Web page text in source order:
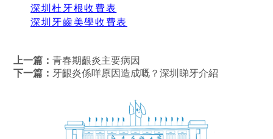
深圳杜牙根收費表
深圳牙齒美學收費表
上一篇：青春期齦炎主要病因
下一篇： 牙齦炎係咩原因造成嘅？深圳睇牙介紹